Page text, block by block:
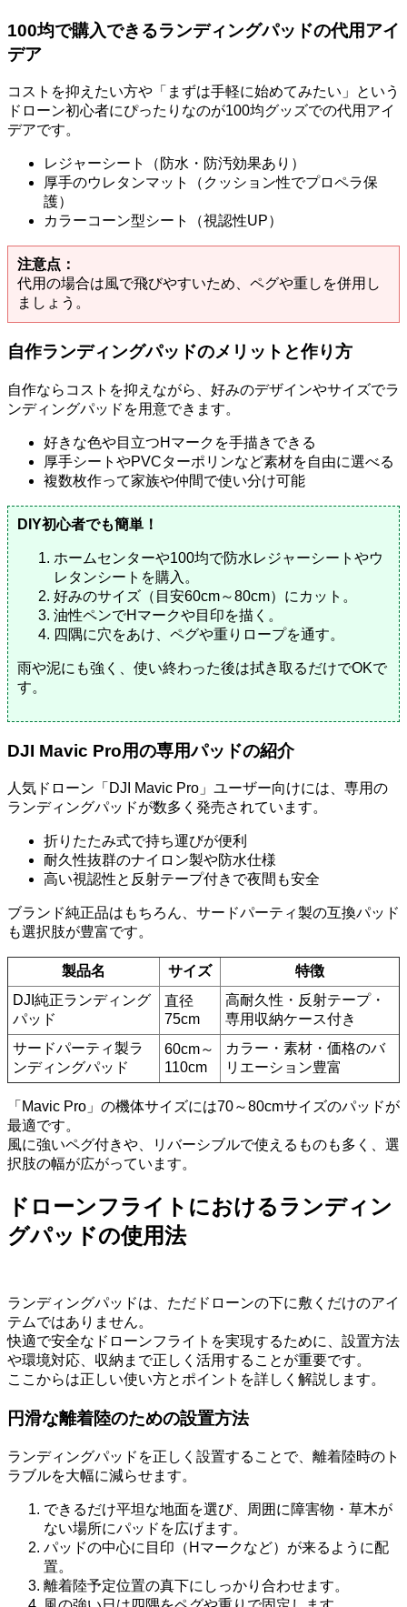
100均で購入できるランディングパッドの代用アイ
デア
コストを抑えたい方や「まずは手軽に始めてみたい」という
ドローン初心者にぴったりなのが100均グッズでの代用アイ
デアです。
レジャーシート（防水・防汚効果あり）
厚手のウレタンマット（クッション性でプロペラ保
護）
カラーコーン型シート（視認性UP）
注意点：
代用の場合は風で飛びやすいため、ペグや重しを併用し
ましょう。
自作ランディングパッドのメリットと作り方
自作ならコストを抑えながら、好みのデザインやサイズでラ
ンディングパッドを用意できます。
好きな色や目立つHマークを手描きできる
厚手シートやPVCターポリンなど素材を自由に選べる
複数枚作って家族や仲間で使い分け可能
DIY初心者でも簡単！
ホームセンターや100均で防水レジャーシートやウ
レタンシートを購入。
好みのサイズ（目安60cm～80cm）にカット。
油性ペンでHマークや目印を描く。
四隅に穴をあけ、ペグや重りロープを通す。
雨や泥にも強く、使い終わった後は拭き取るだけでOKで
す。
DJI Mavic Pro用の専用パッドの紹介
人気ドローン「DJI Mavic Pro」ユーザー向けには、専用の
ランディングパッドが数多く発売されています。
折りたたみ式で持ち運びが便利
耐久性抜群のナイロン製や防水仕様
高い視認性と反射テープ付きで夜間も安全
ブランド純正品はもちろん、サードパーティ製の互換パッド
も選択肢が豊富です。
製品名 サイズ
特徴
DJI純正ランディング
パッド
直径
75cm
高耐久性・反射テープ・
専用収納ケース付き
サードパーティ製ラ
ンディングパッド
60cm～
110cm
カラー・素材・価格のバ
リエーション豊富
「Mavic Pro」の機体サイズには70～80cmサイズのパッドが
最適です。
風に強いペグ付きや、リバーシブルで使えるものも多く、選
択肢の幅が広がっています。
ドローンフライトにおけるランディン
グパッドの使用法
ランディングパッドは、ただドローンの下に敷くだけのアイ
テムではありません。
快適で安全なドローンフライトを実現するために、設置方法
や環境対応、収納まで正しく活用することが重要です。
ここからは正しい使い方とポイントを詳しく解説します。
円滑な離着陸のための設置方法
ランディングパッドを正しく設置することで、離着陸時のト
ラブルを大幅に減らせます。
できるだけ平坦な地面を選び、周囲に障害物・草木が
ない場所にパッドを広げます。
パッドの中心に目印（Hマークなど）が来るように配
置。
離着陸予定位置の真下にしっかり合わせます。